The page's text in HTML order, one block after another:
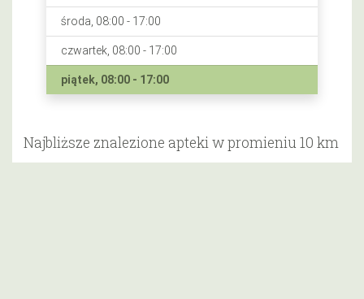
środa, 08:00 - 17:00
czwartek, 08:00 - 17:00
piątek, 08:00 - 17:00
Najbliższe znalezione apteki w promieniu 10 km